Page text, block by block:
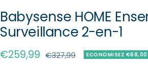
Babysense HOME
Surveillance 2-en-1
Prix
€259,99 Prix
€327,99 ECONOMISEZ €68,00